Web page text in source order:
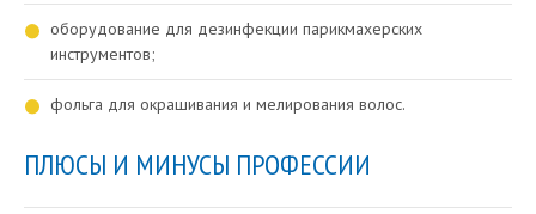
оборудование для дезинфекции парикмахерских
инструментов;
фольга для окрашивания и мелирования волос.
ПЛЮСЫ И МИНУСЫ ПРОФЕССИИ